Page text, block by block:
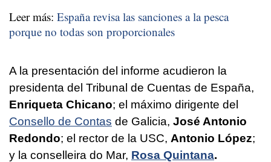
Leer más: España revisa las sanciones a la pesca
porque no todas son proporcionales
A la presentación del informe acudieron la
presidenta del Tribunal de Cuentas de España,
Enriqueta Chicano; el máximo dirigente del
Consello de Contas de Galicia, José Antonio
Redondo; el rector de la USC, Antonio López;
y la conselleira do Mar, Rosa Quintana.